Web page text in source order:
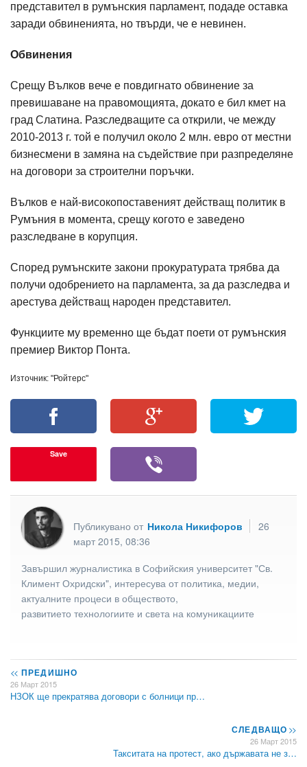
представител в румънския парламент, подаде оставка
заради обвиненията, но твърди, че е невинен.
Обвинения
Срещу Вълков вече е повдигнато обвинение за
превишаване на правомощията, докато е бил кмет на
град Слатина. Разследващите са открили, че между
2010-2013 г. той е получил около 2 млн. евро от местни
бизнесмени в замяна на съдействие при разпределяне
на договори за строителни поръчки.
Вълков е най-високопоставеният действащ политик в
Румъния в момента, срещу когото е заведено
разследване в корупция.
Според румънските закони прокуратурата трябва да
получи одобрението на парламента, за да разследва и
арестува действащ народен представител.
Функциите му временно ще бъдат поети от румънския
премиер Виктор Понта.
Източник: "Ройтерс"
Save
Публикувано от Никола Никифоров
26
март 2015, 08:36
Завършил журналистика в Софийския университет "Св.
Климент Охридски", интересува от политика, медии,
актуалните процеси в обществото,
развитието технологиите и света на комуникациите
<< ПРЕДИШНО
26 Март 2015
НЗОК ще прекратява договори с болници пр…
СЛЕДВАЩО>>
26 Март 2015
Такситата на протест, ако държавата не з…